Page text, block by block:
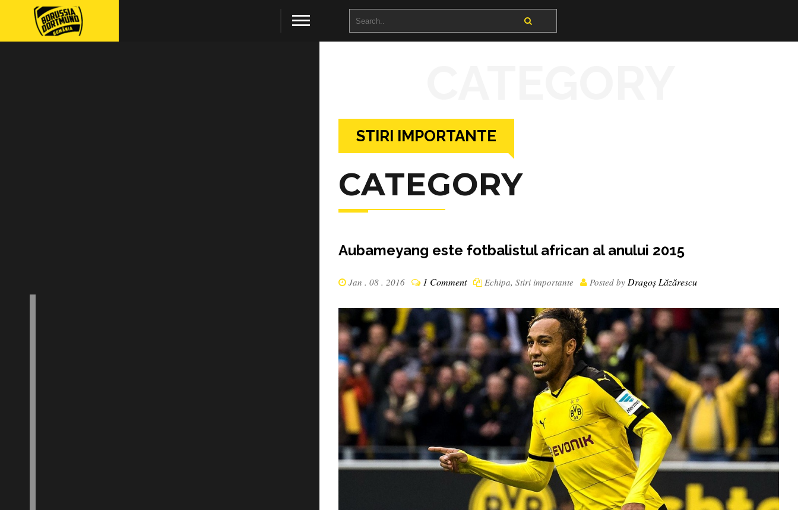
STIRI IMPORTANTE
CATEGORY
Aubameyang este fotbalistul african al anului 2015
Jan . 08 . 2016 1 Comment Echipa, Stiri importante Posted by Dragoș Lăzărescu